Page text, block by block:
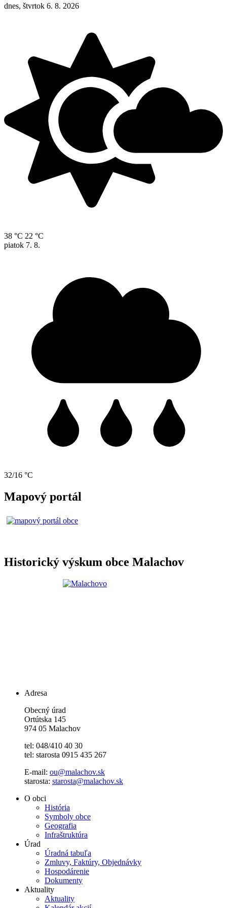
dnes, štvrtok 6. 8. 2026
38 °C 22 °C
piatok 7. 8.
32/16 °C
Mapový portál
Historický výskum obce Malachov
Adresa
Obecný úrad
Ortútska 145
974 05 Malachov
tel: 048/410 40 30
tel: starosta 0915 435 267
E-mail: ou@malachov.sk
starosta: starosta@malachov.sk
O obci
História
Symboly obce
Geografia
Infraštruktúra
Úrad
Úradná tabuľa
Zmluvy, Faktúry, Objednávky
Hospodárenie
Dokumenty
Aktuality
Aktuality